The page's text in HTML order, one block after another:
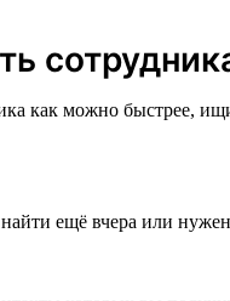
как можно быстрее,
ещё вчера или